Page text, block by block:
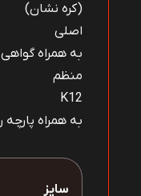
(کره نشان)
اصلی
به همراه
منظم
K12
به همراه پارچه
سایز